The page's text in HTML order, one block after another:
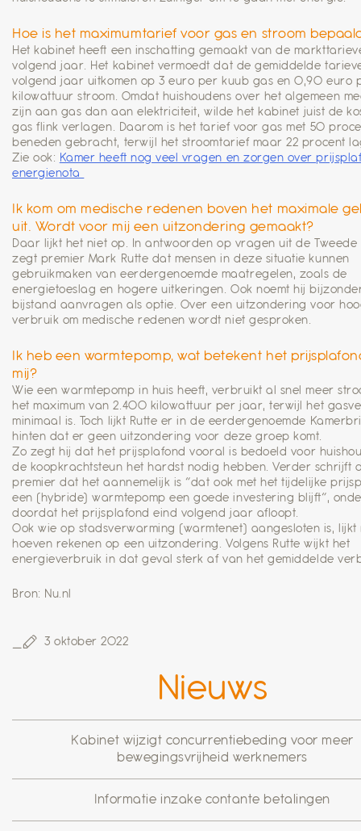
Hoe is het maximumtarief voor gas en stroom
Het kabinet heeft een inschatting gemaakt van de
volgend jaar. Het kabinet vermoedt dat de gemiddelde
volgend jaar uitkomen op 3 euro per kuub gas en 0,90 euro
kilowattuur stroom. Omdat huishoudens over het algemeen
zijn aan gas dan aan elektriciteit, wilde het kabinet juist de
gas flink verlagen. Daarom is het tarief voor gas met 50
beneden gebracht, terwijl het stroomtarief maar 22 procent
Zie ook: Kamer heeft nog veel vragen en zorgen over
energienota
Ik kom om medische redenen boven het maximale
uit. Wordt voor mij een uitzondering gemaakt?
Daar lijkt het niet op. In antwoorden op vragen uit de Tweede
zegt premier Mark Rutte dat mensen in deze situatie kunnen
gebruikmaken van eerdergenoemde maatregelen, zoals de
energietoeslag en hogere uitkeringen. Ook noemt hij
bijstand aanvragen als optie. Over een uitzondering voor
verbruik om medische redenen wordt niet gesproken.
Ik heb een warmtepomp, wat betekent het
mij?
Wie een warmtepomp in huis heeft, verbruikt al snel meer
het maximum van 2.400 kilowattuur per jaar, terwijl het
minimaal is. Toch lijkt Rutte er in de eerdergenoemde
hinten dat er geen uitzondering voor deze groep komt.
Zo zegt hij dat het prijsplafond vooral is bedoeld voor
de koopkrachtsteun het hardst nodig hebben. Verder schrijft
premier dat het aannemelijk is “dat ook met het tijdelijke
een (hybride) warmtepomp een goede investering blijft”,
doordat het prijsplafond eind volgend jaar afloopt.
Ook wie op stadsverwarming (warmtenet) aangesloten is, lijkt
hoeven rekenen op een uitzondering. Volgens Rutte wijkt het
energieverbruik in dat geval sterk af van het gemiddelde
Bron: Nu.nl
3 oktober 2022
Nieuws
Kabinet wijzigt concurrentiebeding voor meer
bewegingsvrijheid werknemers
Informatie inzake contante betalingen